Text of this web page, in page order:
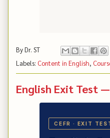
ByDr. ST
Labels: Content in English,
English Exit Test
CEFR · EXIT